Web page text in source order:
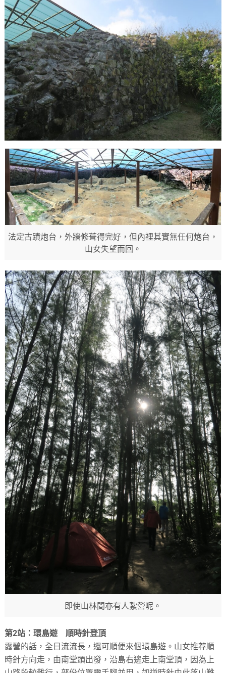
法定古蹟炮台，外牆修葺得完好，但內裡其實無任何炮台，
山女失望而回。
即使山林間亦有人紥營呢。
第2站：環島遊 順時針登頂
露營的話，全日流流長，還可順便來個環島遊。山女推荐順
時針方向走，由南堂頭出發，沿島右邊走上南堂頂，因為上